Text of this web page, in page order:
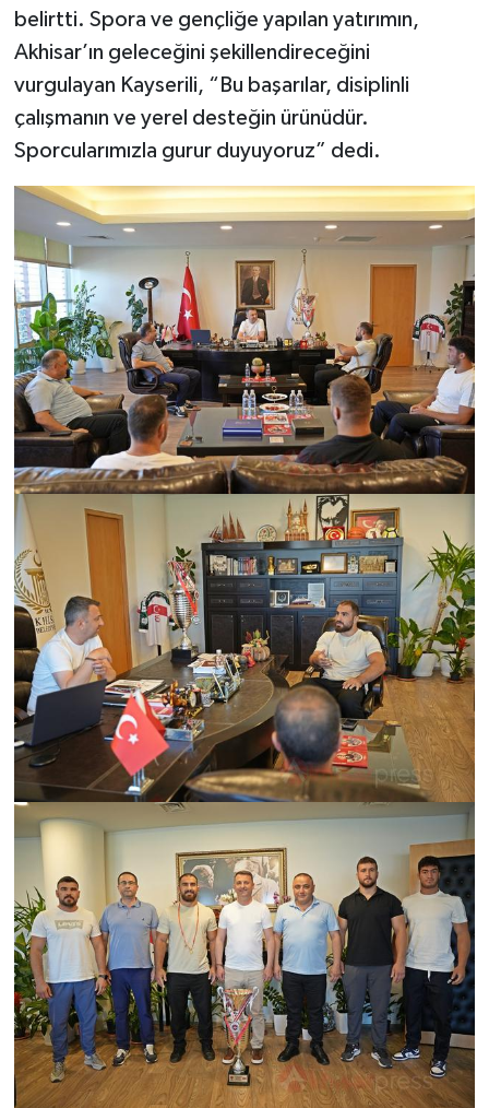
belirtti. Spora ve gençliğe yapılan yatırımın,
Akhisar’ın geleceğini şekillendireceğini
vurgulayan Kayserili, “Bu başarılar, disiplinli
çalışmanın ve yerel desteğin ürünüdür.
Sporcularımızla gurur duyuyoruz” dedi.